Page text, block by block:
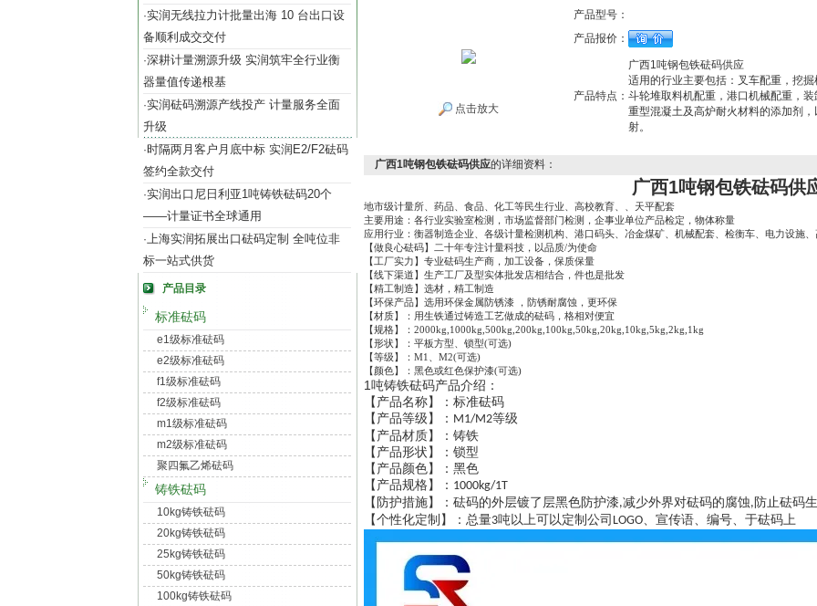
·实润无线拉力计批量出海 10 台出口设
备顺利成交交付
·深耕计量溯源升级 实润筑牢全行业衡
器量值传递根基
·实润砝码溯源产线投产 计量服务全面
升级
·时隔两月客户月底中标 实润E2/F2砝码
签约全款交付
·实润出口尼日利亚1吨铸铁砝码20个
——计量证书全球通用
·上海实润拓展出口砝码定制 全吨位非
标一站式供货
产品目录
标准砝码
e1级标准砝码
e2级标准砝码
f1级标准砝码
f2级标准砝码
m1级标准砝码
m2级标准砝码
聚四氟乙烯砝码
铸铁砝码
10kg铸铁砝码
20kg铸铁砝码
25kg铸铁砝码
50kg铸铁砝码
100kg铸铁砝码
点击放大
产品型号：
产品报价：
产品特点：
广西1吨钢包铁砝码供应
适用的行业主要包括：叉车配重，挖
斗轮堆取料机配重，港口机械配重，
重型混凝土及高炉耐火材料的添加剂
射。
广西1吨钢包铁砝码供应的详细资料：
广西1吨钢包铁砝码供
地市级计量所、药品、食品、化工等民生行业、高校教育、、天平配套
主要用途：各行业实验室检测，市场监督部门检测，企事业单位产品检定，物体称量
应用行业：衡器制造企业、各级计量检测机构、港口码头、冶金煤矿、机械配套、检衡车、电力设施
【做良心砝码】二十年专注计量科技，以品质/为使命
【工厂实力】专业砝码生产商，加工设备，保质保量
【线下渠道】生产工厂及型实体批发店相结合，件也是批发
【精工制造】选材，精工制造
【环保产品】选用环保金属防锈漆 ，防锈耐腐蚀，更环保
【材质】：用生铁通过铸造工艺做成的砝码，格相对便宜
【规格】：2000kg,1000kg,500kg,200kg,100kg,50kg,20kg,10kg,5kg,2kg,1kg
【形状】：平板方型、锁型(可选)
【等级】：M1、M2(可选)
【颜色】：黑色或红色保护漆(可选)
1吨铸铁砝码产品介绍：
【产品名称】：标准砝码
【产品等级】： M1/M2等级
【产品材质】：铸铁
【产品形状】：锁型
【产品颜色】：黑色
【产品规格】： 1000kg/1T
【防护措施】：砝码的外层镀了层黑色防护漆,减少外界对砝码的腐蚀,防止砝码
【个性化定制】：总量3吨以上可以定制公司 LOGO、宣传语、编号、于砝码上